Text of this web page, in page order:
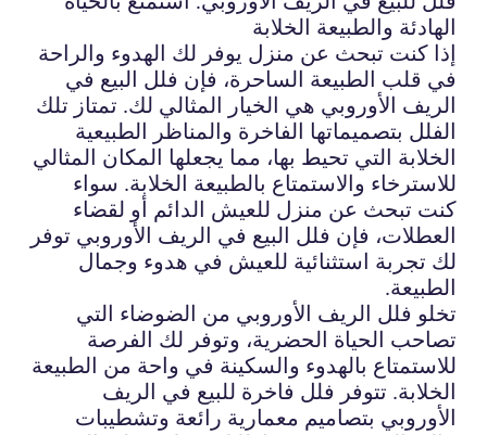
الهادئة والطبيعة الخلابة
إذا كنت تبحث عن منزل يوفر لك الهدوء والراحة
في قلب الطبيعة الساحرة، فإن فلل البيع في
الريف الأوروبي هي الخيار المثالي لك. تمتاز تلك
الفلل بتصميماتها الفاخرة والمناظر الطبيعية
الخلابة التي تحيط بها، مما يجعلها المكان المثالي
للاسترخاء والاستمتاع بالطبيعة الخلابة. سواء
كنت تبحث عن منزل للعيش الدائم أو لقضاء
العطلات، فإن فلل البيع في الريف الأوروبي توفر
لك تجربة استثنائية للعيش في هدوء وجمال
الطبيعة.
تخلو فلل الريف الأوروبي من الضوضاء التي
تصاحب الحياة الحضرية، وتوفر لك الفرصة
للاستمتاع بالهدوء والسكينة في واحة من الطبيعة
الخلابة. تتوفر فلل فاخرة للبيع في الريف
الأوروبي بتصاميم معمارية رائعة وتشطيبات